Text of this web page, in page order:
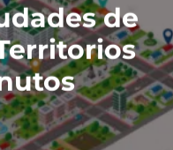
de